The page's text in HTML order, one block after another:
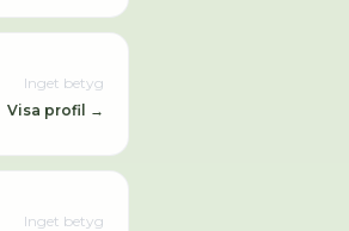
Inget betyg
Visa profil →
Inget betyg